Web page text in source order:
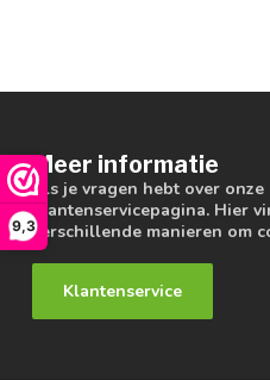
9,3
Meer informatie
Als je vragen hebt over
klantenservicepagina. Hier
verschillende manieren om
Klantenservice